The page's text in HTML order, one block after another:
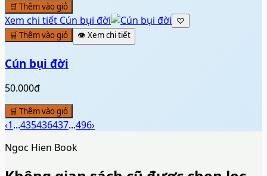
🛒 Thêm vào giỏ
Xem chi tiết Cún bụi đời
♡
🛒 Thêm vào giỏ
👁️ Xem chi tiết
Cún bụi đời
50.000đ
🛒 Thêm vào giỏ
‹1...435436437...496›
Ngoc Hien Book